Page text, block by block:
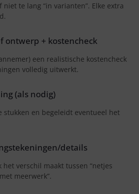
te lang “in varianten”. Elke extra
ontwerp + kostencheck
een realistische kostencheck
volledig uitwerkt.
(als nodig)
stukken en begeleidt eventueel het
details
het verschil maakt tussen “netjes
meerwerk”.